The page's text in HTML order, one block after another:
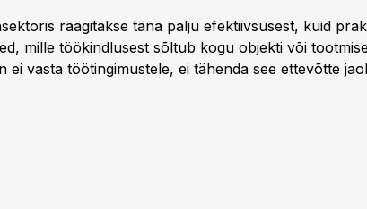
räägitakse täna palju efektiivsusest, kuid
mille töökindlusest sõltub kogu objekti või
ei vasta töötingimustele, ei tähenda see ettevõtte